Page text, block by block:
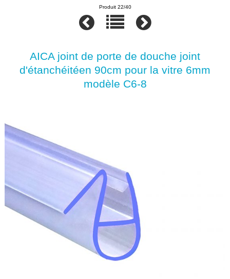
Produit 22/40
AICA joint de porte de douche joint
d'étanchéitéen 90cm pour la vitre 6mm
modèle C6-8